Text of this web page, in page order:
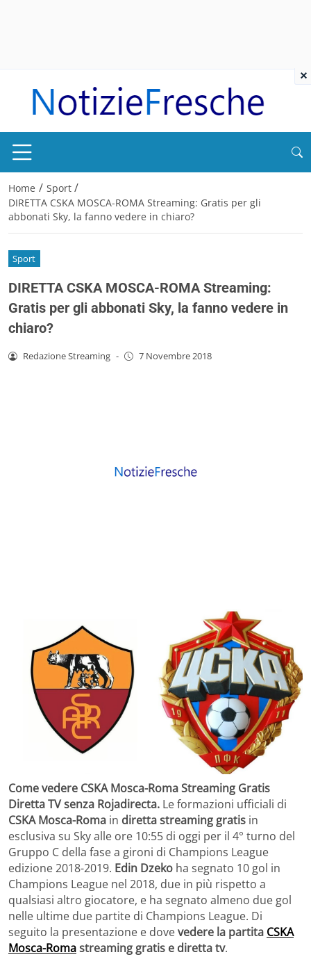
Home / Sport /
DIRETTA CSKA MOSCA-ROMA Streaming: Gratis per gli
abbonati Sky, la fanno vedere in chiaro?
Sport
DIRETTA CSKA MOSCA-ROMA Streaming:
Gratis per gli abbonati Sky, la fanno vedere in
chiaro?
Redazione Streaming - 7 Novembre 2018
Come vedere CSKA Mosca-Roma Streaming Gratis
Diretta TV senza Rojadirecta. Le formazioni ufficiali di
CSKA Mosca-Roma in diretta streaming gratis in
esclusiva su Sky alle ore 10:55 di oggi per il 4° turno del
Gruppo C della fase a gironi di Champions League
edizione 2018-2019. Edin Dzeko ha segnato 10 gol in
Champions League nel 2018, due in più rispetto a
qualsiasi altro giocatore, e ha segnato almeno due gol
nelle ultime due partite di Champions League. Di
seguito la presentazione e dovevedere la partita CSKA
Mosca-Romastreaming gratis e diretta tv.
×